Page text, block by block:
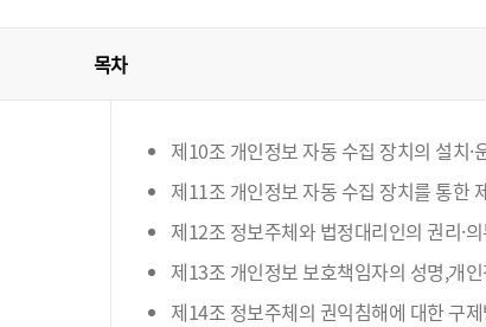
목차
제10조 개인정보 자동 수집 장치의 설치·
제11조 개인정보 자동 수집 장치를 통한
제12조 정보주체와 법정대리인의 권리·
제13조 개인정보 보호책임자의 성명,개
제14조 정보주체의 권익침해에 대한 구